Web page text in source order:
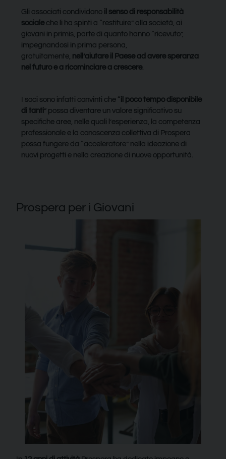
Gli associati condividono il senso di responsabilità
sociale che li ha spinti a “restituire” alla società, ai
giovani in primis, parte di quanto hanno “ricevuto”,
impegnandosi in prima persona,
gratuitamente, nell’aiutare il Paese ad avere speranza
nel futuro e a ricominciare a crescere.
I soci sono infatti convinti che “il poco tempo disponibile
di tanti” possa diventare un valore significativo su
specifiche aree, nelle quali l’esperienza, la competenza
professionale e la conoscenza collettiva di Prospera
possa fungere da “acceleratore” nella ideazione di
nuovi progetti e nella creazione di nuove opportunità.
Prospera per i Giovani